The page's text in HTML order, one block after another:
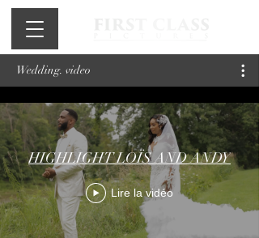
Wedding. video
HIGHLIGHT LOÏS AND ANDY
Lire la vidéo